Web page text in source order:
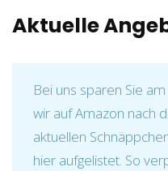
Aktuelle
Bei uns sparen Sie
wir auf Amazon nach
aktuellen
hier aufgelistet. So